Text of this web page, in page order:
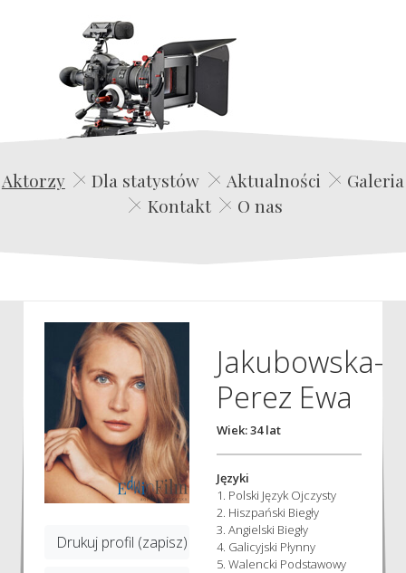
Edwin Film Agencja Aktorska
Aktorzy Dla statystów Aktualności
Galeria
Kontakt
O nas
Drukuj profil (zapisz)
Jakubowska-
Perez Ewa
Wiek: 34 lat
Języki
1. Polski Język Ojczysty
2. Hiszpański Biegły
3. Angielski Biegły
4. Galicyjski Płynny
5. Walencki Podstawowy